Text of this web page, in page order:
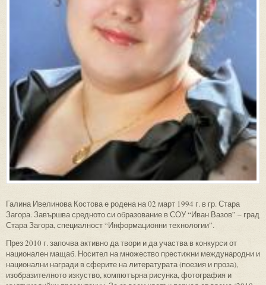
Галина Ивелинова Костова е родена на 02 март 1994 г. в гр. Стара
Загора. Завършва средното си образование в СОУ “Иван Вазов” – град
Стара Загора, специалност “Информационни технологии”.
През 2010 г. започва активно да твори и да участва в конкурси от
национален мащаб. Носител на множество престижни международни и
национални награди в сферите на литературата (поезия и проза),
изобразителното изкуство, компютърна рисунка, фотография и